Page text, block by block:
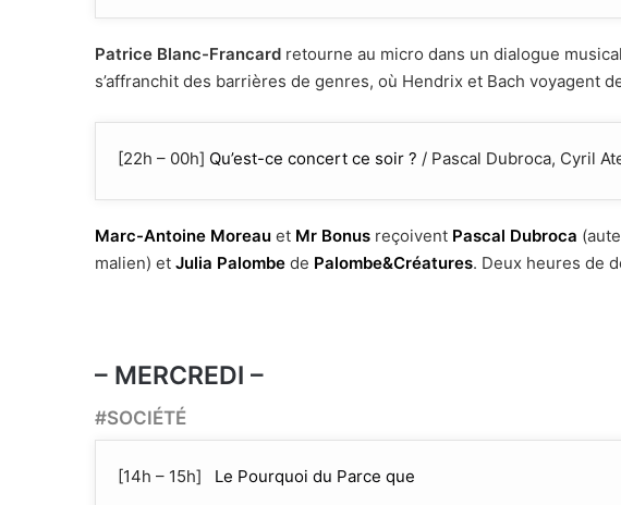
Patrice Blanc-Francard retourne au micro dans un dialogue
s’affranchit des barrières de genres, où Hendrix et Bach voyagent
[22h – 00h] Qu’est-ce concert ce soir ? / Pascal Dubroca, Cyril
Marc-Antoine Moreau et Mr Bonus reçoivent Pascal Dubroca
malien) et Julia Palombe de Palombe&Créatures. Deux heures de
– MERCREDI –
#SOCIÉTÉ
[14h – 15h] Le Pourquoi du Parce que